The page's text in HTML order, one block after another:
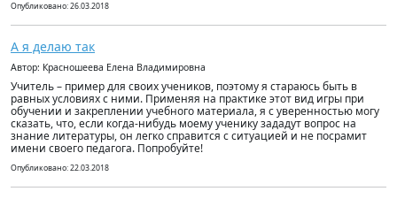
Опубликовано: 26.03.2018
А я делаю так
Автор: Красношеева Елена Владимировна
Учитель – пример для своих учеников, поэтому я стараюсь быть в
равных условиях с ними. Применяя на практике этот вид игры при
обучении и закреплении учебного материала, я с уверенностью могу
сказать, что, если когда-нибудь моему ученику зададут вопрос на
знание литературы, он легко справится с ситуацией и не посрамит
имени своего педагога. Попробуйте!
Опубликовано: 22.03.2018